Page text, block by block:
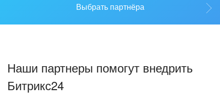
ПОДДЕРЖКА
Стать партнёром
Выбрать партнёра
Наши партнеры помогут внедрить
Битрикс24